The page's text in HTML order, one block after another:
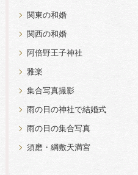
関東の和婚
関西の和婚
阿倍野王子神社
雅楽
集合写真撮影
雨の日の神社で結婚式
雨の日の集合写真
須磨・綱敷天満宮